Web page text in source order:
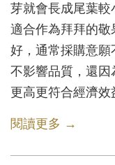
芽就會長成尾葉
適合作為拜拜的
好，通常採購意願
不影響品質，還
更高更符合經濟效
閱讀更多 →